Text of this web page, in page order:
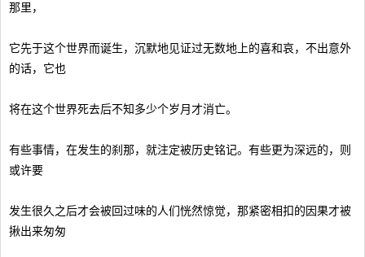
那里，
它先于这个世界而诞生，沉默地见证过无数地上的喜和哀，不出意外
的话，它也
将在这个世界死去后不知多少个岁月才消亡。
有些事情，在发生的刹那，就注定被历史铭记。有些更为深远的，则
或许要
发生很久之后才会被回过味的人们恍然惊觉，那紧密相扣的因果才被
揪出来匆匆